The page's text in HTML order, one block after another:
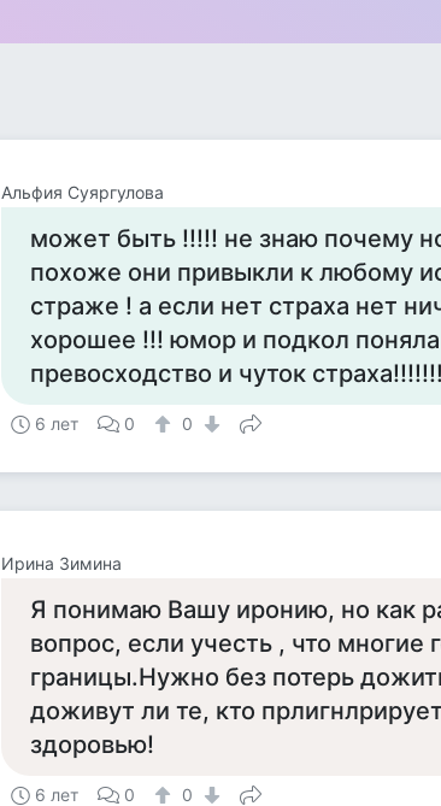
Альфия Суяргулова
может быть !!!!! не знаю почему
похоже они привыкли к любому
страже ! а если нет страха нет
хорошее !!! юмор и подкол
превосходство и чуток
6 лет 0 0
Ирина Зимина
Я понимаю Вашу иронию, но как
вопрос, если учесть , что многие
границы.Нужно без потерь
доживут ли те, кто
здоровью!
6 лет 0 0